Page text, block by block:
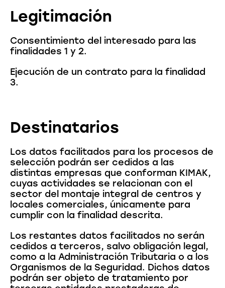
Legitimación
Consentimiento del interesado para las
finalidades 1 y 2.
Ejecución de un contrato para la finalidad
3.
Destinatarios
Los datos facilitados para los procesos de
selección podrán ser cedidos a las
distintas empresas que conforman KIMAK,
cuyas actividades se relacionan con el
sector del montaje integral de centros y
locales comerciales, únicamente para
cumplir con la finalidad descrita.
Los restantes datos facilitados no serán
cedidos a terceros, salvo obligación legal,
como a la Administración Tributaria o a los
Organismos de la Seguridad. Dichos datos
podrán ser objeto de tratamiento por